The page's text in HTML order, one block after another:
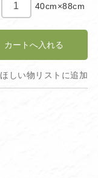
40cm×88cm
ほしい物リストに追加